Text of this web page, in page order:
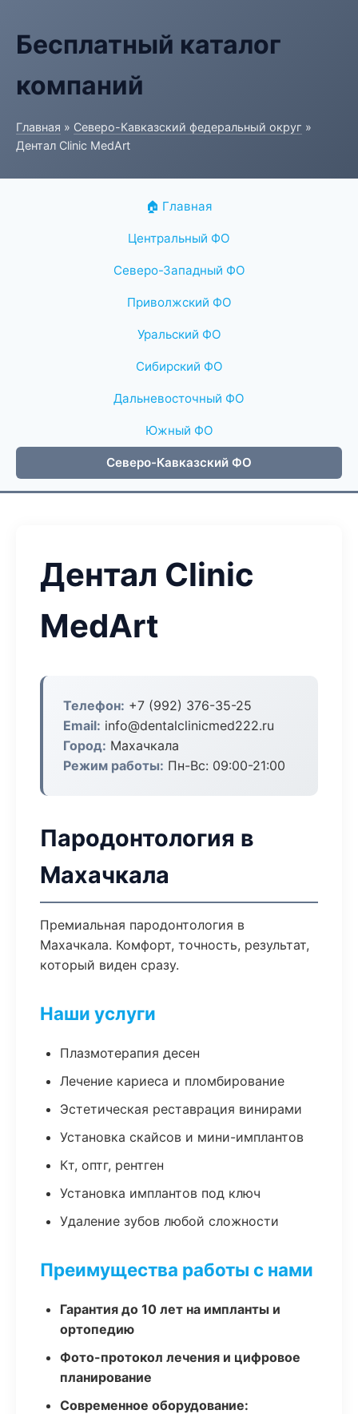
Бесплатный каталог
компаний
Главная » Северо-Кавказский федеральный округ »
Дентал Clinic MedArt
🏠 Главная
Центральный ФО
Северо-Западный ФО
Приволжский ФО
Уральский ФО
Сибирский ФО
Дальневосточный ФО
Южный ФО
Северо-Кавказский ФО
Дентал Clinic
MedArt
Телефон: +7 (992) 376-35-25
Email: info@dentalclinicmed222.ru
Город: Махачкала
Режим работы: Пн-Вс: 09:00-21:00
Пародонтология в
Махачкала
Премиальная пародонтология в
Махачкала. Комфорт, точность, результат,
который виден сразу.
Наши услуги
Плазмотерапия десен
Лечение кариеса и пломбирование
Эстетическая реставрация винирами
Установка скайсов и мини-имплантов
Кт, оптг, рентген
Установка имплантов под ключ
Удаление зубов любой сложности
Преимущества работы с нами
Гарантия до 10 лет на импланты и
ортопедию
Фото-протокол лечения и цифровое
планирование
Современное оборудование: